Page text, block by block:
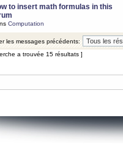
to insert math formulas in this
Computation
les messages précédents:
a trouvée 15 résultats ]